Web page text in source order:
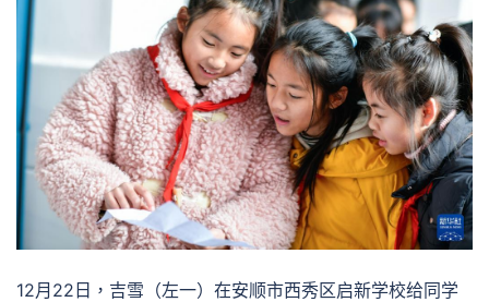
12月22日，吉雪（左一）在安顺市西秀区启新学校给同学